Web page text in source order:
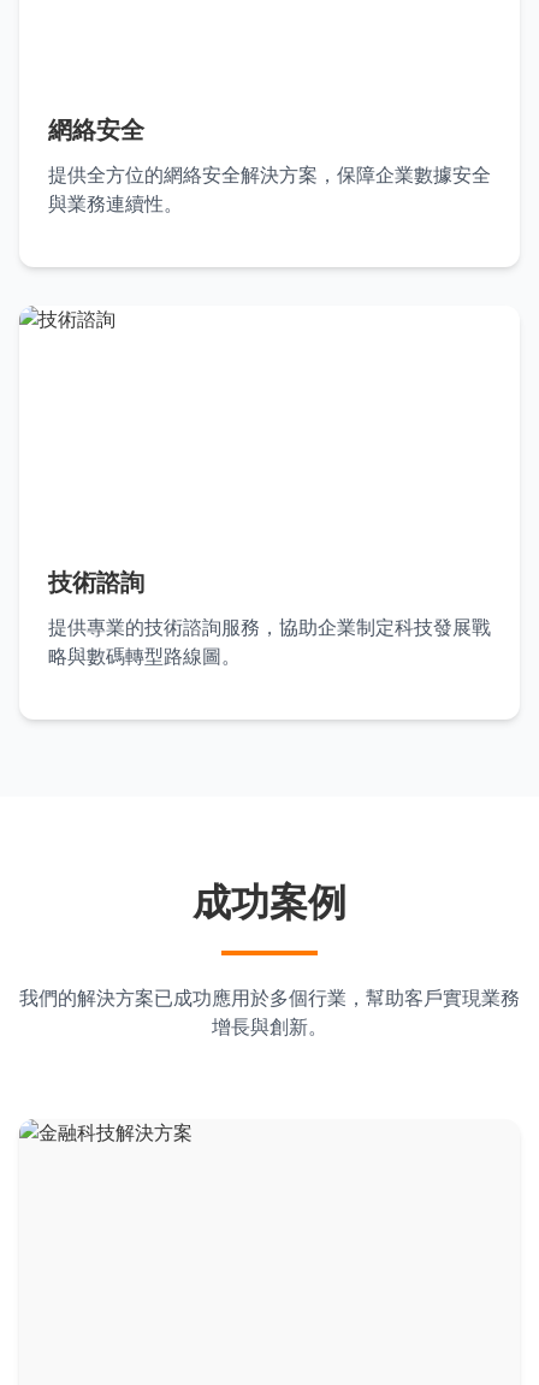
網絡安全
提供全方位的網絡安全解決方案，保障企業數據安全
與業務連續性。
技術諮詢
提供專業的技術諮詢服務，協助企業制定科技發展戰
略與數碼轉型路線圖。
成功案例
我們的解決方案已成功應用於多個行業，幫助客戶實現業務
增長與創新。